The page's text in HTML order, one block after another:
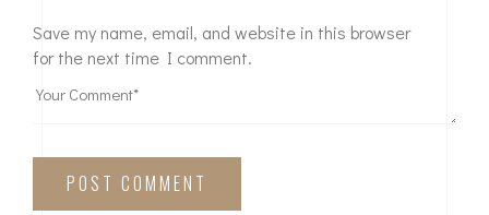
Save my name, email, and website in this browser
for the next time I comment.
POST COMMENT